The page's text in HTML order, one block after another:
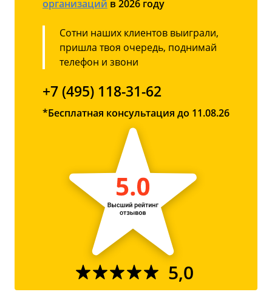
организаций в 2026 году
Сотни наших клиентов выиграли,
пришла твоя очередь, поднимай
телефон и звони
+7 (495) 118-31-62
*Бесплатная консультация до 11.08.26
5,0